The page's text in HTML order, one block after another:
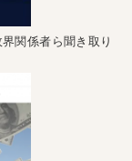
関係者ら聞き取り